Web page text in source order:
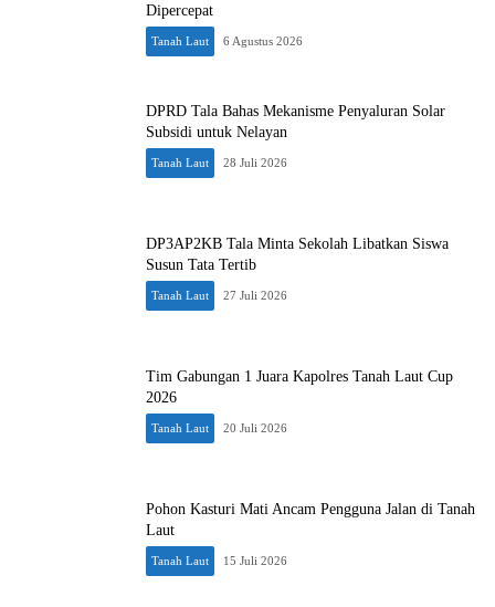
Dipercepat
Tanah Laut 6 Agustus 2026
DPRD Tala Bahas Mekanisme Penyaluran Solar
Subsidi untuk Nelayan
Tanah Laut 28 Juli 2026
DP3AP2KB Tala Minta Sekolah Libatkan Siswa
Susun Tata Tertib
Tanah Laut 27 Juli 2026
Tim Gabungan 1 Juara Kapolres Tanah Laut Cup
2026
Tanah Laut 20 Juli 2026
Pohon Kasturi Mati Ancam Pengguna Jalan di Tanah
Laut
Tanah Laut 15 Juli 2026